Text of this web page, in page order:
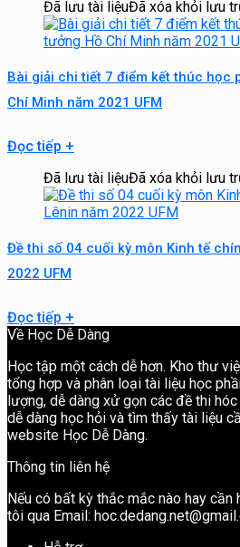
Đã lưu tài liệuĐã xóa khỏi lưu
Bài giải chi tiết 7 điểm kết thúc học
Chí Minh năm 2021 UFM
Đọc tiếp +
Đã lưu tài liệuĐã xóa khỏi lưu
Đề thi số 04 cuối kỳ môn Kinh tế
2022 UFM
Đọc tiếp +
Về Học Dễ Dàng
Học tập một cách dễ hơn. Kho thư
tổng hợp và phân loại tài liệu học
lượng, dễ dàng xử gọn các đề thi
dễ dàng học hỏi và tìm thấy tài liệu
website Học Dễ Dàng.
Thông tin liên hệ
Nếu có bất kỳ thắc mắc nào hay cần
tôi qua Email: